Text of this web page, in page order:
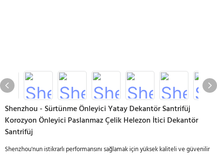
Shenzhou - Sürtünme Önleyici Yatay Dekantör Santrifüj
Korozyon Önleyici Paslanmaz Çelik Helezon İtici Dekantör
Santrifüj
Shenzhou'nun istikrarlı performansını sağlamak için yüksek kaliteli ve güvenilir